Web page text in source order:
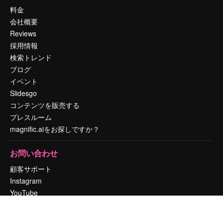
料金
会社概要
Reviews
採用情報
検索トレンド
ブログ
イベント
Slidesgo
コンテンツを販売する
プレスルーム
magnific.aiをお探しですか？
お問い合わせ
顧客サポート
Instagram
YouTube